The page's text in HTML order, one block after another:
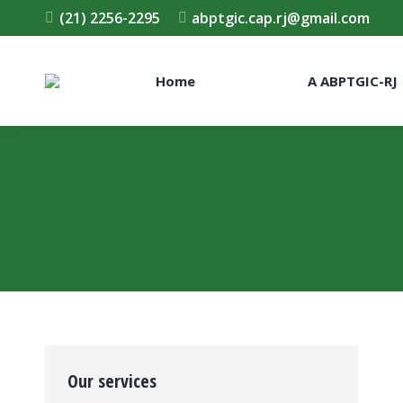
(21) 2256-2295 abptgic.cap.rj@gmail.com
Home A ABPTGIC-RJ
Our services